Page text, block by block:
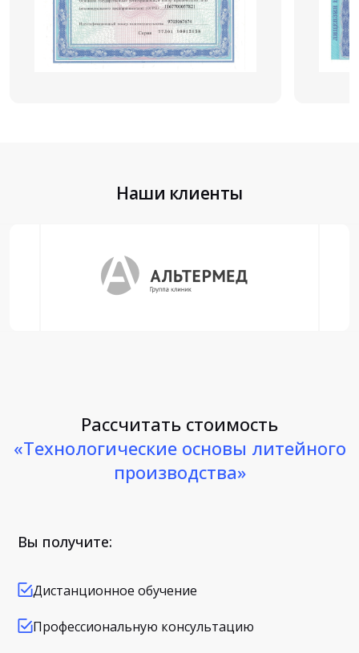
Наши клиенты
Рассчитать стоимость
«Технологические основы литейного
производства»
Вы получите:
Дистанционное обучение
Профессиональную консультацию